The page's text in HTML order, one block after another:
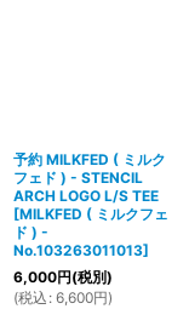
予約 MILKFED ( ミルク
フェド ) - STENCIL
ARCH LOGO L/S TEE
[MILKFED ( ミルクフェ
ド ) -
No.103263011013]
6,000円(税別)
(税込 : 6,600円)